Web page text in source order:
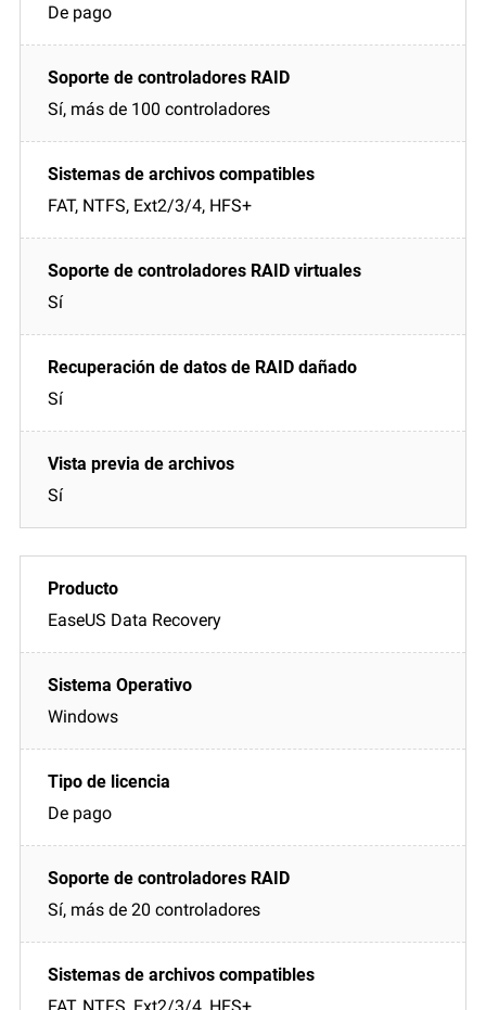
De pago
Sí, más de 100 controladores
FAT, NTFS, Ext2/3/4, HFS+
Sí
Sí
Sí
EaseUS Data Recovery
Windows
De pago
Sí, más de 20 controladores